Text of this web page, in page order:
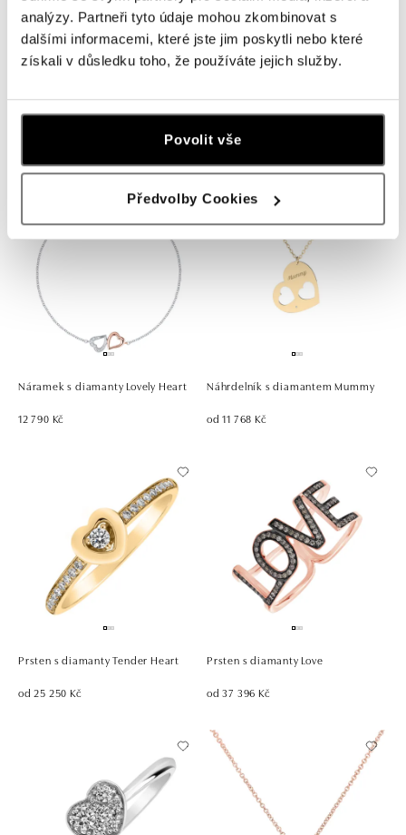
analýzy. Partneři tyto údaje mohou zkombinovat s
dalšími informacemi, které jste jim poskytli nebo které
získali v důsledku toho, že používáte jejich služby.
Povolit vše
Předvolby Cookies
Heart
Náramek s diamanty Lovely Heart
12 790 Kč
Náhrdelník s diamantem Mummy
od 11 768 Kč
Prsten s diamanty Tender Heart
od 25 250 Kč
Prsten s diamanty Love
od 37 396 Kč